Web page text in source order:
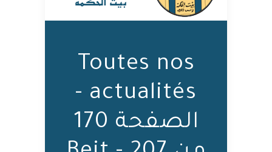
Toutes nos
actualités -
الصفحة 170